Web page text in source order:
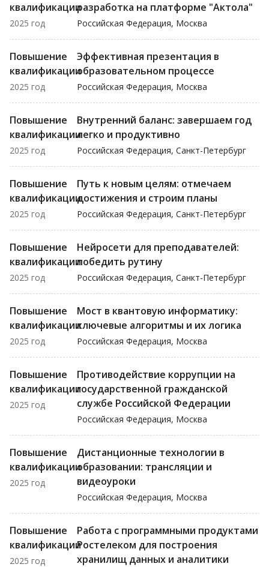
квалификации
2025 год
разработка на платформе "Актола"
Российская Федерация, Москва
Повышение
квалификации
2025 год
Эффективная презентация в
образовательном процессе
Российская Федерация, Москва
Повышение
квалификации
2025 год
Внутренний баланс: завершаем год
легко и продуктивно
Российская Федерация, Санкт-Петербург
Повышение
квалификации
2025 год
Путь к новым целям: отмечаем
достижения и строим планы
Российская Федерация, Санкт-Петербург
Повышение
квалификации
2025 год
Нейросети для преподавателей:
победить рутину
Российская Федерация, Санкт-Петербург
Повышение
квалификации
2025 год
Мост в квантовую информатику:
ключевые алгоритмы и их логика
Российская Федерация, Москва
Повышение
квалификации
2025 год
Противодействие коррупции на
государственной гражданской
службе Российской Федерации
Российская Федерация, Москва
Повышение
квалификации
2025 год
Дистанционные технологии в
образовании: трансляции и
видеоуроки
Российская Федерация, Москва
Повышение
квалификации
2025 год
Работа с программными продуктами
Ростелеком для построения
хранилищ данных и аналитики